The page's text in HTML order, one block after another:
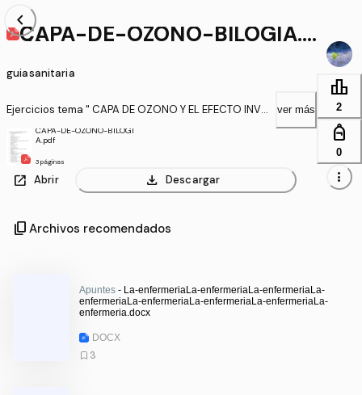
chevron_left
CAPA-DE-OZONO-BILOGIA.p
df
guiasanitaria
Ejercicios tema " CAPA DE OZONO Y EL EFECTO INVE
RNADERO"
ver más
CAPA-DE-OZONO-BILOGI
A.pdf
3 páginas
open_in_new Abrir download Descargar
leaderboard
2
personal_bag
0
more_vert
content_copy Archivos recomendados
Apuntes - La-enfermeriaLa-enfermeriaLa-enfermeriaLa-
enfermeriaLa-enfermeriaLa-enfermeriaLa-enfermeriaLa-
enfermeria.docx
DOCX
3